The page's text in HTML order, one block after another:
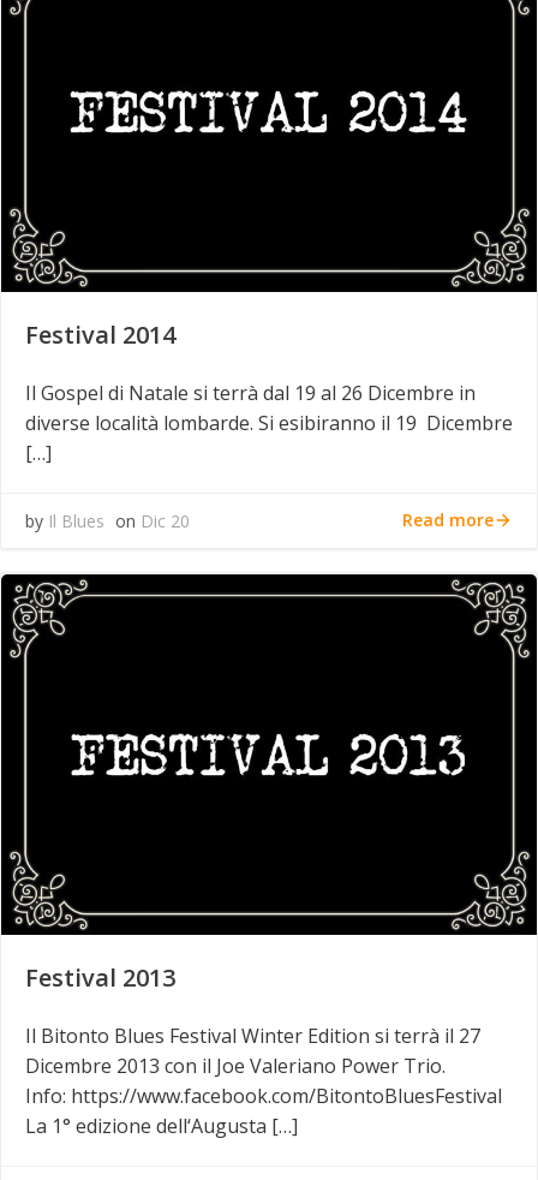
Festival 2014
Il Gospel di Natale si terrà dal 19 al 26 Dicembre in
diverse località lombarde. Si esibiranno il 19 Dicembre
[…]
by Il Blues on Dic 20 Read more
Festival 2013
Il Bitonto Blues Festival Winter Edition si terrà il 27
Dicembre 2013 con il Joe Valeriano Power Trio.
Info: https://www.facebook.com/BitontoBluesFestival
La 1° edizione dell‘Augusta […]